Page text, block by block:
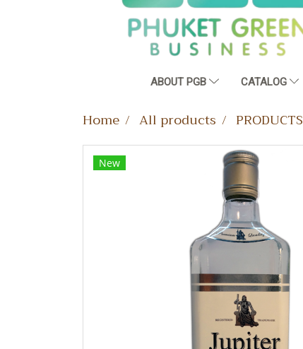
ABOUT PGB CATALOG
Home All products PRODUCTS
New